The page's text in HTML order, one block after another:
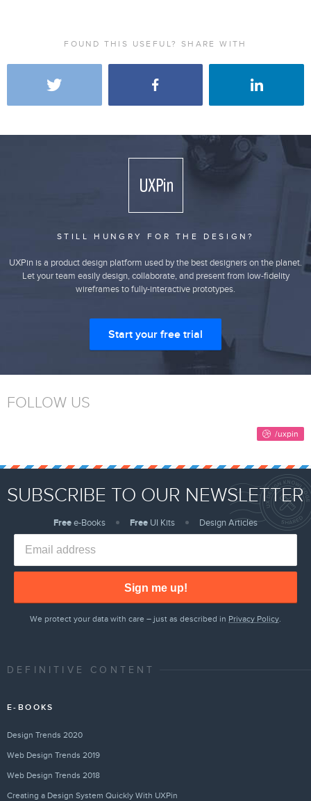
FOUND THIS USEFUL? SHARE WITH
STILL HUNGRY FOR THE DESIGN?
UXPin is a product design platform used by the best designers on the planet.
Let your team easily design, collaborate, and present from low-fidelity
wireframes to fully-interactive prototypes.
Start your free trial
FOLLOW US
SUBSCRIBE TO OUR NEWSLETTER
Freee-Books Free UI Kits Design Articles
Sign me up!
We protect your data with care – just as described in Privacy Policy.
DEFINITIVE CONTENT
E-BOOKS
Design Trends 2020
Web Design Trends 2019
Web Design Trends 2018
Creating a Design System Quickly With UXPin